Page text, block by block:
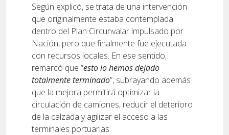
Según explicó, se trata de una intervención
que originalmente estaba contemplada
dentro del Plan Circunvalar impulsado por
Nación, pero que finalmente fue ejecutada
con recursos locales. En ese sentido,
remarcó que “esto lo hemos dejado
totalmente terminado”, subrayando además
que la mejora permitirá optimizar la
circulación de camiones, reducir el deterioro
de la calzada y agilizar el acceso a las
terminales portuarias.